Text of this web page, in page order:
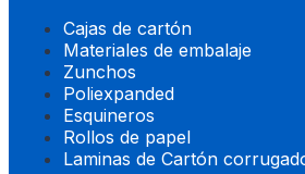
Cajas de cartón
Materiales de embalaje
Zunchos
Poliexpanded
Esquineros
Rollos de papel
Laminas de Cartón